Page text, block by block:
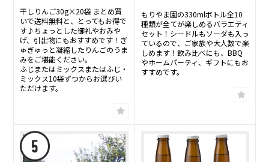
干しりんご30g×20袋 まとめ買
いで送料無料と、とってもお得で
す♪ちょっとした御礼やおみや
げ、引出物にもおすすめです！ぎ
ゅぎゅっと凝縮したりんごのうま
みをご堪能ください。
ふじまたはミックスまたはふじ・
ミックス10袋ずつからお選びい
ただけます。
もりやま園の330mlボトル全10
種類が全てが楽しめるバラエティ
セット！シードルもソーダも入っ
ているので、ご家族や大人数で楽
しめます！飲み比べにも、BBQ
やホームパーティ、ギフトにもお
すすめです。